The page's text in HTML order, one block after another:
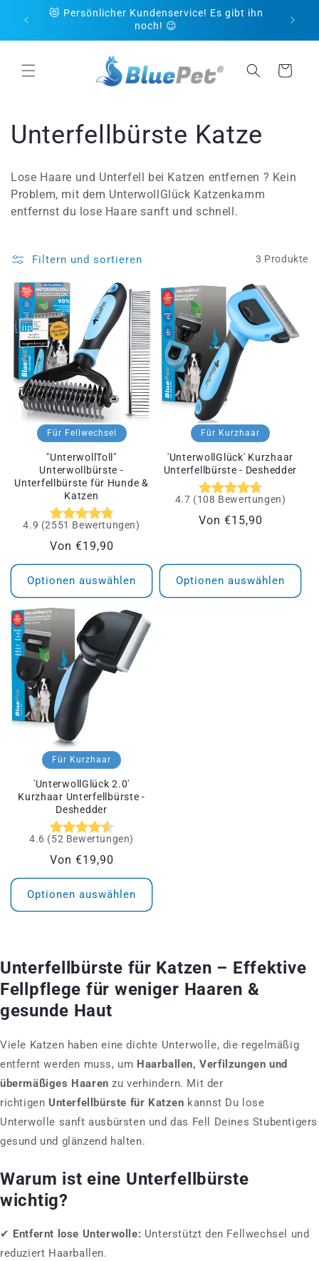
zum
😻 Persönlicher Kundenservice! Es gibt ihn
noch! 😉
Warenkorb
K
a
t
g
o
r
i
e
Unterfellbürste Katze
Lose Haare und Unterfell bei Katzen entfernen ? Kein
Problem, mit dem UnterwollGlück Katzenkamm
entfernst du lose Haare sanft und schnell.
Filtern und sortieren 3 Produkte
Für Fellwechsel
"UnterwollToll"
Unterwollbürste -
Unterfellbürste für Hunde &
Katzen
4.9 (2551 Bewertungen)
Normaler
Preis
Von €19,90
Optionen auswählen
Für Kurzhaar
'UnterwollGlück' Kurzhaar
Unterfellbürste - Deshedder
4.7 (108 Bewertungen)
Normaler
Von €15,90
Optionen auswählen
Für Kurzhaar
'UnterwollGlück 2.0'
Kurzhaar Unterfellbürste -
Deshedder
4.6 (52 Bewertungen)
Normaler
Preis
Von €19,90
Optionen auswählen
Unterfellbürste für Katzen – Effektive
Fellpflege für weniger Haaren &
gesunde Haut
Viele Katzen haben eine dichte Unterwolle, die regelmäßig
entfernt werden muss, um Haarballen, Verfilzungen und
übermäßiges Haaren zu verhindern. Mit der
richtigen Unterfellbürste für Katzen kannst Du lose
Unterwolle sanft ausbürsten und das Fell Deines Stubentigers
gesund und glänzend halten.
Warum ist eine Unterfellbürste
wichtig?
✔ Entfernt lose Unterwolle: Unterstützt den Fellwechsel und
reduziert Haarballen.